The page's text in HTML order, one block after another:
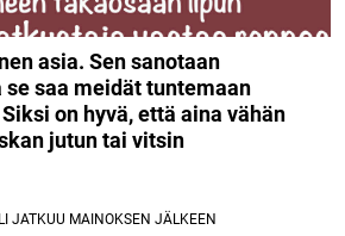
asia. Sen sanotaan
saa meidät tuntemaan
on hyvä, että aina vähän
jutun tai vitsin